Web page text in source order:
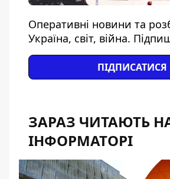
Оперативні новини та
Україна, світ, війна.
ПІДПИСАТИСЯ
ЗАРАЗ ЧИТАЮТЬ
ІНФОРМАТОРІ